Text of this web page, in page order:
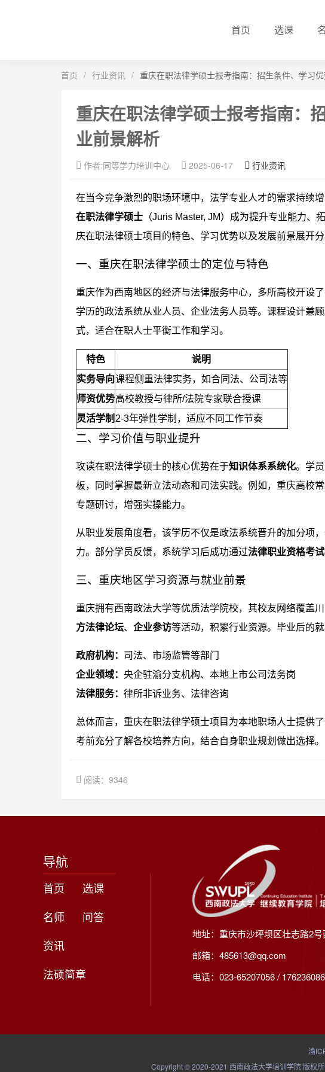
首页 选课
首页 / 行业资讯 / 重庆在职法律学硕士报考指南：招生条件、学习
重庆在职法律学硕士报考指南：
业前景解析
作者:同等学力培训中心 2025-06-17 行业资讯
在当今竞争激烈的职场环境中，法学专业人才的需求持续
在职法律学硕士 （Juris Master, JM）成为提升专业能力
庆在职法律硕士项目的特色、学习优势以及发展前景展开
一、重庆在职法律学硕士的定位与特色
重庆作为西南地区的经济与法律服务中心，多所高校开设了
学历的政法系统从业人员、企业法务人员等。课程设计兼
式，适合在职人士平衡工作和学习。
特色
说明
实务导向课程侧重法律实务，如合同法、公司法等
师资优势高校教授与律所/法院专家联合授课
灵活学制 2-3年弹性学制，适应不同工作节奏
二、学习价值与职业提升
攻读在职法律学硕士的核心优势在于知识体系系统化。学
板，同时掌握最新立法动态和司法实践。例如，重庆高校
专题研讨，增强实操能力。
从职业发展角度看，该学历不仅是政法系统晋升的加分项
力。部分学员反馈，系统学习后成功通过法律职业资格考试
三、重庆地区学习资源与就业前景
重庆拥有西南政法大学等优质法学院校，其校友网络覆盖
方法律论坛、 企业参访等活动，积累行业资源。毕业后的就
政府机构： 司法、市场监管等部门
企业领域： 央企驻渝分支机构、本地上市公司法务岗
法律服务： 律所非诉业务、法律咨询
总体而言，重庆在职法律学硕士项目为本地职场人士提供
考前充分了解各校培养方向，结合自身职业规划做出选择。
阅读：9346
导航
首页
选课
名师
问答
资讯
法硕简章
地址：重庆市沙坪坝区壮志路2
邮箱：485613@qq.com
电话：023-65207056 /
渝
Copyright © 2020-2021 西南政法大学培训学院 版权